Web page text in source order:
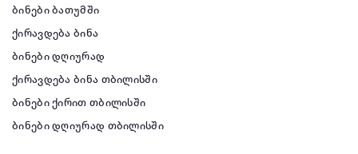
ბინები ბათუმში
ქირავდება ბინა
ბინები დღიურად
ქირავდება ბინა თბილისში
ბინები ქირით თბილისში
ბინები დღიურად თბილისში